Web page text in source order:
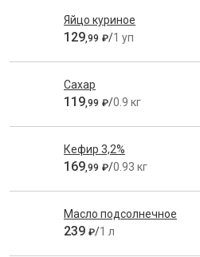
Яйцо куриное
129,99 ₽/1 уп
Сахар
119,99 ₽/0.9 кг
Кефир 3,2%
169,99 ₽/0.93 кг
Масло подсолнечное
239 ₽/1 л